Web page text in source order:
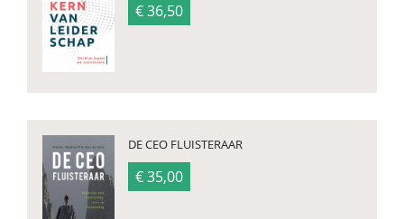
€ 36,50
DE CEO FLUISTERAAR
€ 35,00